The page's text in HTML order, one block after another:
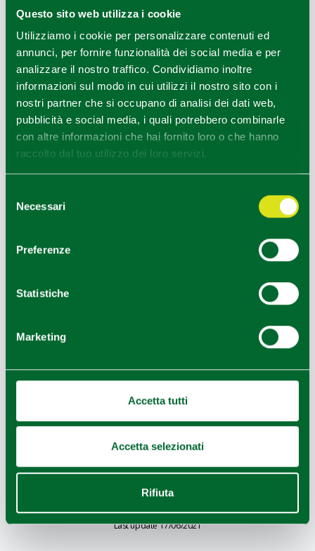
Questo sito web utilizza i cookie
Utilizziamo i cookie per personalizzare contenuti ed
annunci, per fornire funzionalità dei social media e per
analizzare il nostro traffico. Condividiamo inoltre
informazioni sul modo in cui utilizzi il nostro sito con i
nostri partner che si occupano di analisi dei dati web,
pubblicità e social media, i quali potrebbero combinarle
con altre informazioni che hai fornito loro o che hanno
raccolto dal tuo utilizzo dei loro servizi.
delNecessari
Preferenze
Statistiche
Marketing
Accetta tutti
Accetta selezionati
Rifiuta
HOW TO GET
+
−
Powered byGeoapify|© OpenMapTiles
OpenStreetMap
Last update 17/06/2021